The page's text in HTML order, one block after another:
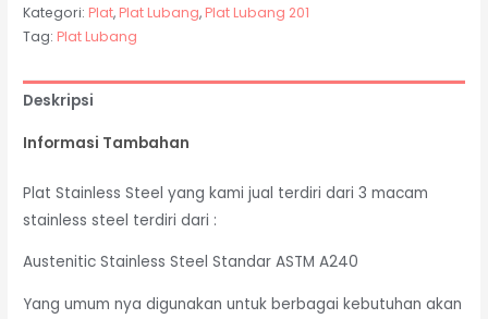
Kategori: Plat, Plat Lubang, Plat Lubang 201
Tag: Plat Lubang
Deskripsi
Informasi Tambahan
Plat Stainless Steel yang kami jual terdiri dari 3 macam
stainless steel terdiri dari :
Austenitic Stainless Steel Standar ASTM A240
Yang umum nya digunakan untuk berbagai kebutuhan akan